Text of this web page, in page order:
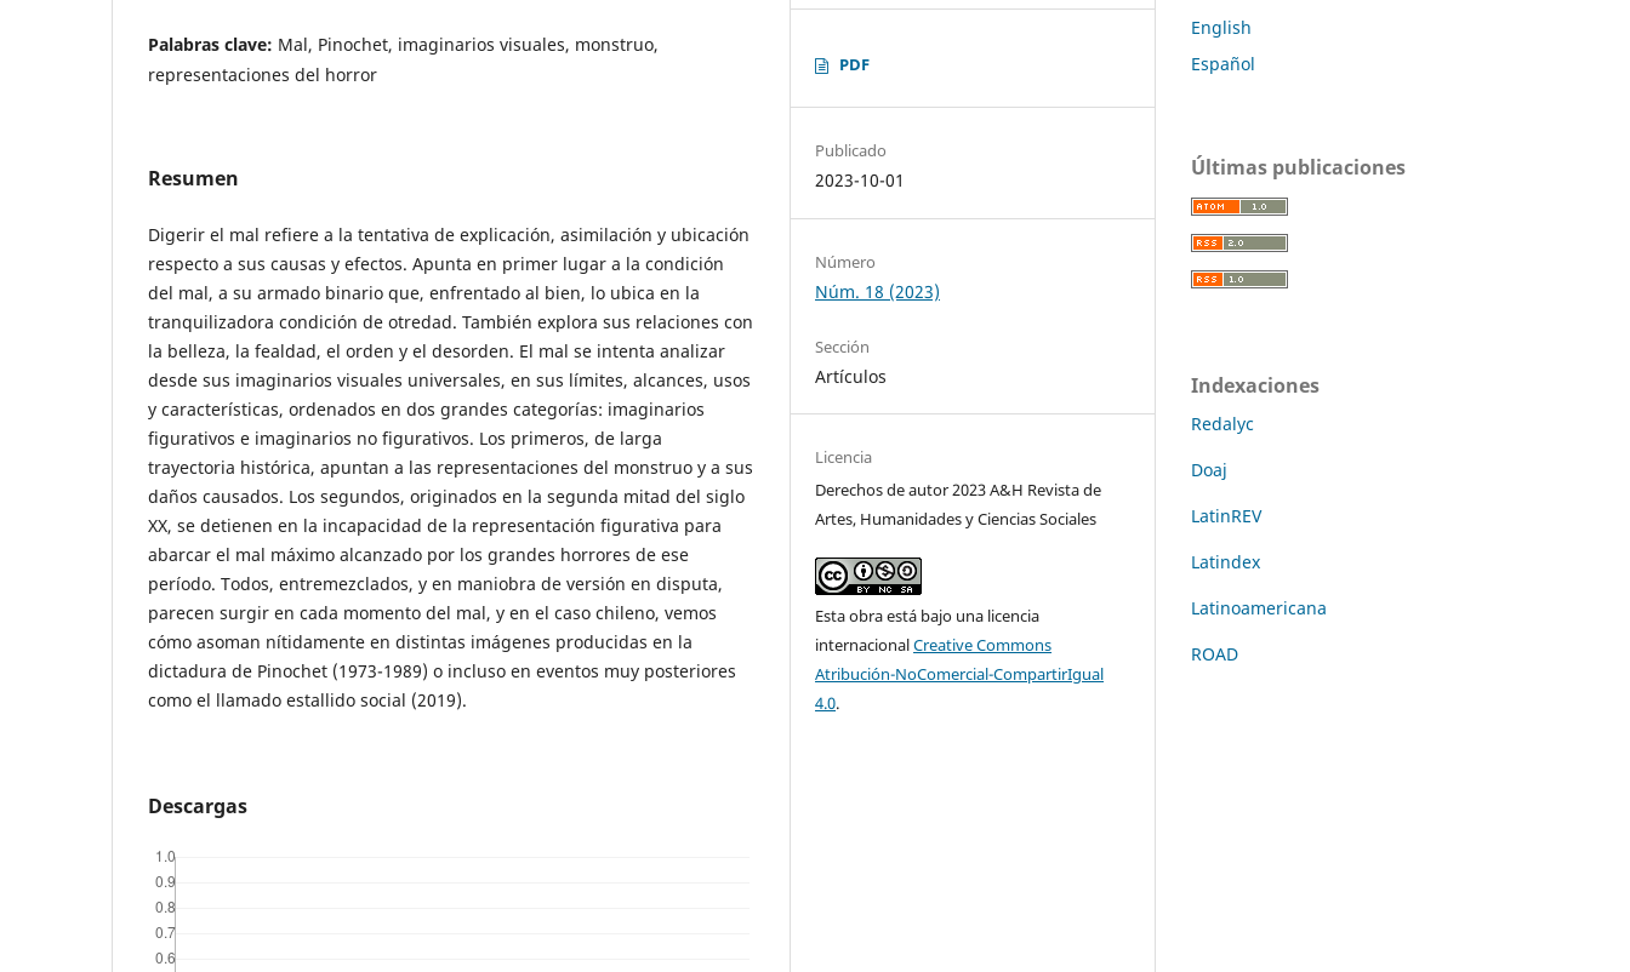
Palabras clave: Mal, Pinochet, imaginarios visuales, monstruo,
representaciones del horror
Resumen
Digerir el mal refiere a la tentativa de explicación, asimilación y ubicación
respecto a sus causas y efectos. Apunta en primer lugar a la condición
del mal, a su armado binario que, enfrentado al bien, lo ubica en la
tranquilizadora condición de otredad. También explora sus relaciones con
la belleza, la fealdad, el orden y el desorden. El mal se intenta analizar
desde sus imaginarios visuales universales, en sus límites, alcances, usos
y características, ordenados en dos grandes categorías: imaginarios
figurativos e imaginarios no figurativos. Los primeros, de larga
trayectoria histórica, apuntan a las representaciones del monstruo y a sus
daños causados. Los segundos, originados en la segunda mitad del siglo
XX, se detienen en la incapacidad de la representación figurativa para
abarcar el mal máximo alcanzado por los grandes horrores de ese
período. Todos, entremezclados, y en maniobra de versión en disputa,
parecen surgir en cada momento del mal, y en el caso chileno, vemos
cómo asoman nítidamente en distintas imágenes producidas en la
dictadura de Pinochet (1973-1989) o incluso en eventos muy posteriores
como el llamado estallido social (2019).
Descargas
PDF
Publicado
2023-10-01
Número
Núm. 18 (2023)
Sección
Artículos
Licencia
Derechos de autor 2023 A&H Revista de
Artes, Humanidades y Ciencias Sociales
Esta obra está bajo una licencia
internacionalCreative Commons
Atribución-NoComercial-CompartirIgual
4.0.
English
Español
Últimas publicaciones
Indexaciones
Redalyc
Doaj
LatinREV
Latindex
Latinoamericana
ROAD